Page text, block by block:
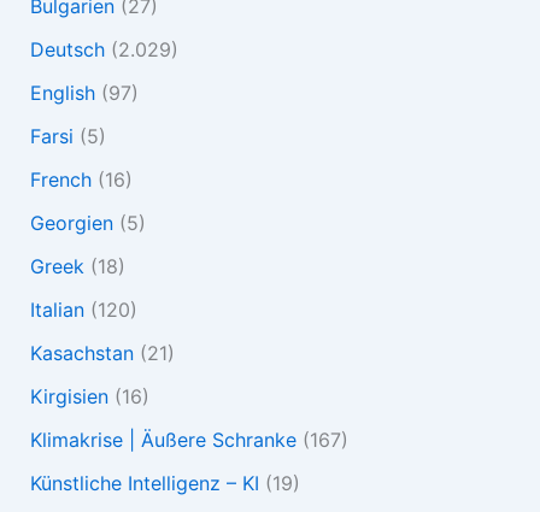
Bulgarien(27)
Deutsch(2.029)
English(97)
Farsi (5)
French(16)
Georgien(5)
Greek (18)
Italian(120)
Kasachstan(21)
Kirgisien(16)
Klimakrise | Äußere Schranke(167)
Künstliche Intelligenz – KI (19)